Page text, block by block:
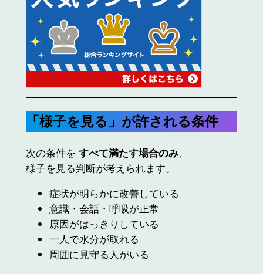
「様子を見る」が許される条件
次の条件を すべて満たす場合のみ、
様子を見る判断が考えられます。
症状が明らかに改善している
意識・会話・呼吸が正常
原因がはっきりしている
一人で水分が取れる
周囲に見守る人がいる